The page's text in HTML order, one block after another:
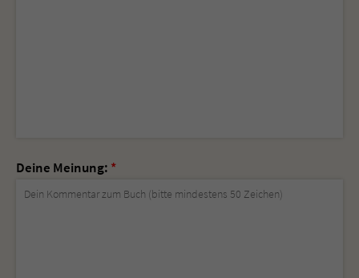
Deine Meinung: *